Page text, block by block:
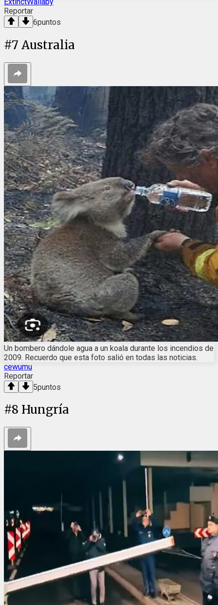
Reportar
6puntos
#7 Australia
Un bombero dándole agua a un koala durante los incendios de
2009. Recuerdo que esta foto salió en todas las noticias.
cewumu
Reportar
5puntos
#8 Hungría